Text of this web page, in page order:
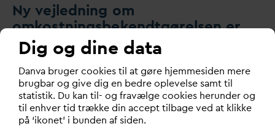
Ny vejledning om
omkostningsbekendtgørelsen er
sendt i høring
Bekendtgørelsen regulerer blandt andet klimatilpasning
og terrænnært grund vand. Høringsfristen er de…
Dig og dine data
Danva bruger cookies til at gøre hjemmesiden mere
brugbar og give dig en bedre oplevelse samt til
statistik. Du kan til- og fravælge cookies herunder og
til enhver tid trække din accept tilbage ved at klikke
på ‘ikonet’ i bunden af siden.